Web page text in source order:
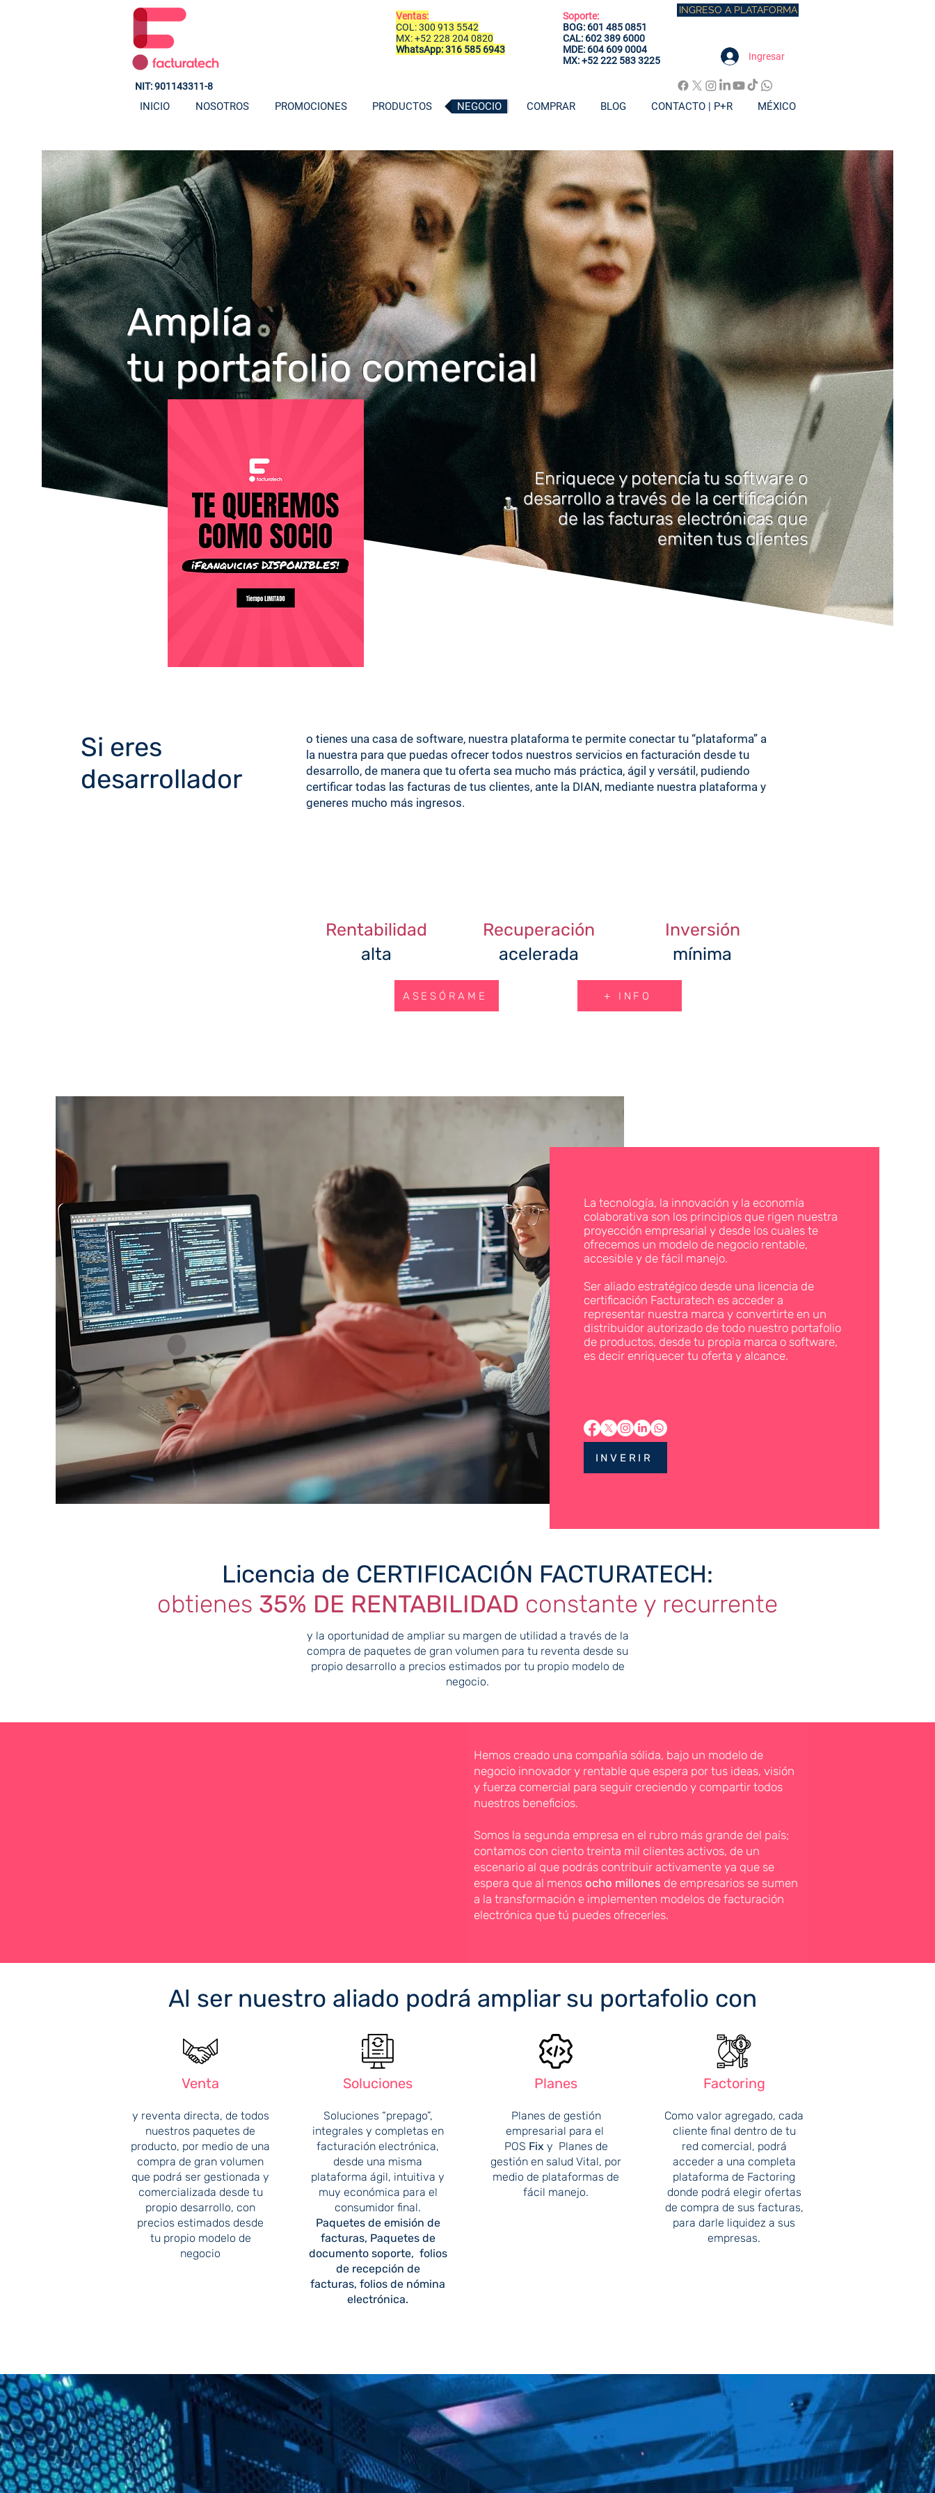
NIT: 901143311-8
Ventas:
COL: 300 913 5542
MX: +52 228 204 0820
WhatsApp: 316 585 6943
Soporte:
BOG: 601 485 0851
CAL: 602 389 6000
MDE: 604 609 0004
MX: +52 222 583 3225
INGRESO A PLATAFORMA
Ingresar
INICIO NOSOTROS PROMOCIONES PRODUCTOS NEGOCIO COMPRAR BLOG CONTACTO | P+R MÉXICO
Amplía
tu portafolio comercial
Enriquece y potencía tu software o
desarrollo a través de la certificación
de las facturas electrónicas que
emiten tus clientes
Si eres
desarrollador
o tienes una casa de software, nuestra plataforma te permite conectar tu “plataforma” a
la nuestra para que puedas ofrecer todos nuestros servicios en facturación desde tu
desarrollo, de manera que tu oferta sea mucho más práctica, ágil y versátil, pudiendo
certificar todas las facturas de tus clientes, ante la DIAN, mediante nuestra plataforma y
generes mucho más ingresos.
Rentabilidad
alta
Recuperación
acelerada
Inversión
mínima
ASESÓRAME + INFO
La tecnología, la innovación y la economía
colaborativa son los principios que rigen nuestra
proyección empresarial y desde los cuales te
ofrecemos un modelo de negocio rentable,
accesible y de fácil manejo.
Ser aliado estratégico desde una licencia de
certificación Facturatech es acceder a
representar nuestra marca y convertirte en un
distribuidor autorizado de todo nuestro portafolio
de productos, desde tu propia marca o software,
es decir enriquecer tu oferta y alcance.
INVERIR
Licencia de CERTIFICACIÓN FACTURATECH:
obtienes 35% DE RENTABILIDAD constante y recurrente
y la oportunidad de ampliar su margen de utilidad a través de la
compra de paquetes de gran volumen para tu reventa desde su
propio desarrollo a precios estimados por tu propio modelo de
negocio.
Hemos creado una compañía sólida, bajo un modelo de
negocio innovador y rentable que espera por tus ideas, visión
y fuerza comercial para seguir creciendo y compartir todos
nuestros beneficios.
Somos la segunda empresa en el rubro más grande del país;
contamos con ciento treinta mil clientes activos, de un
escenario al que podrás contribuir activamente ya que se
espera que al menos ocho millones de empresarios se sumen
a la transformación e implementen modelos de facturación
electrónica que tú puedes ofrecerles.
Al ser nuestro aliado podrá ampliar su portafolio con
Venta
y reventa directa, de todos
nuestros paquetes de
producto, por medio de una
compra de gran volumen
que podrá ser gestionada y
comercializada desde tu
propio desarrollo, con
precios estimados desde
tu propio modelo de
negocio
Soluciones
Soluciones “prepago”,
integrales y completas en
facturación electrónica,
desde una misma
plataforma ágil, intuitiva y
muy económica para el
consumidor final.
Paquetes de emisión de
facturas, Paquetes de
documento soporte, folios
de recepción de
facturas, folios de nómina
electrónica.
Planes
Planes de gestión
empresarial para el
POS Fix y Planes de
gestión en salud Vital, por
medio de plataformas de
fácil manejo.
Factoring
Como valor agregado, cada
cliente final dentro de tu
red comercial, podrá
acceder a una completa
plataforma de Factoring
donde podrá elegir ofertas
de compra de sus facturas,
para darle liquidez a sus
empresas.